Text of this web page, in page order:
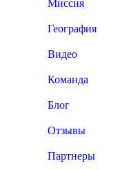
Миссия
География
Видео
Команда
Блог
Отзывы
Партнеры